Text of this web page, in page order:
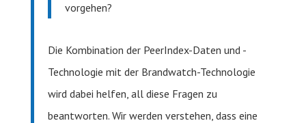
vorgehen?
Die Kombination der PeerIndex-Daten und -
Technologie mit der Brandwatch-Technologie
wird dabei helfen, all diese Fragen zu
beantworten. Wir werden verstehen, dass eine